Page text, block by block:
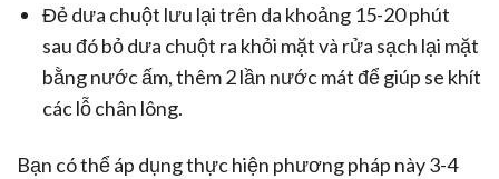
Đẻ dưa chuột lưu lại trên da khoảng 15-20 phút
sau đó bỏ dưa chuột ra khỏi mặt và rửa sạch lại mặt
bằng nước ấm, thêm 2 lần nước mát để giúp se khít
các lỗ chân lông.
Bạn có thể áp dụng thực hiện phương pháp này 3-4